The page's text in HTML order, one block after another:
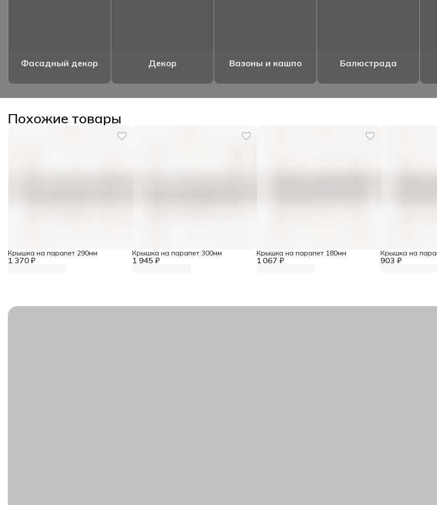
Фасадный декор Декор Вазоны и кашпо Балюстрада
Похожие товары
1 370 ₽
Крышка на парапет 290мм
1 945 ₽
Крышка на парапет 300мм
1 067 ₽
Крышка на парапет 180мм
903 ₽
Крышка на